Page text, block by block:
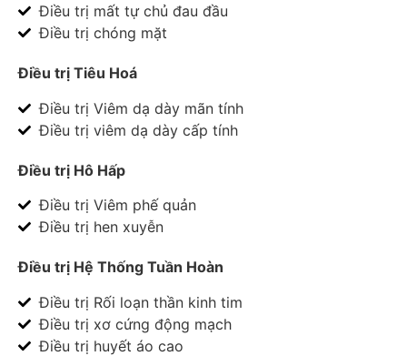
Điều trị mất tự chủ đau đầu
Điều trị chóng mặt
Điều trị Tiêu Hoá
Điều trị Viêm dạ dày mãn tính
Điều trị viêm dạ dày cấp tính
Điều trị Hô Hấp
Điều trị Viêm phế quản
Điều trị hen xuyễn
Điều trị Hệ Thống Tuần Hoàn
Điều trị Rối loạn thần kinh tim
Điều trị xơ cứng động mạch
Điều trị huyết áo cao